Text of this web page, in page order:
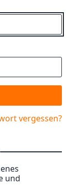
vergessen?
und